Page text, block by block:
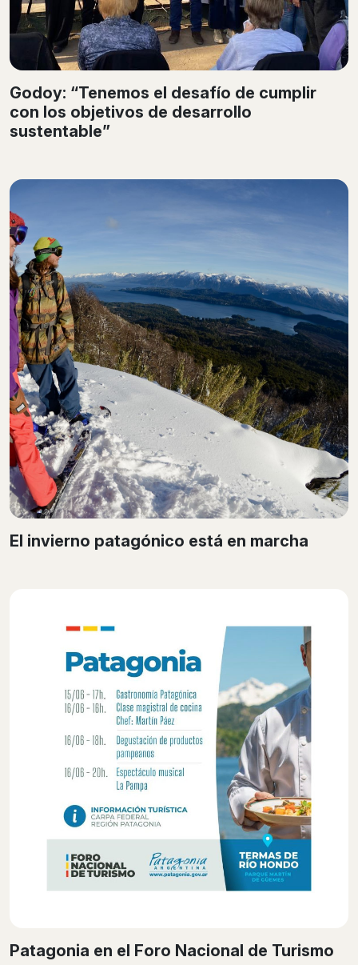
Godoy: “Tenemos el desafío de cumplir
con los objetivos de desarrollo
sustentable”
El invierno patagónico está en marcha
Patagonia en el Foro Nacional de Turismo